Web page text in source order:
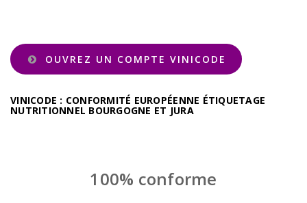
OUVREZ UN COMPTE VINICODE
VINICODE : CONFORMITÉ EUROPÉENNE ÉTIQUETAGE
NUTRITIONNEL BOURGOGNE ET JURA
100% conforme